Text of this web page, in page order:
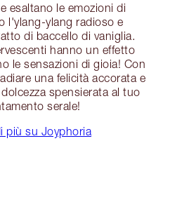
esaltano le emozioni di
l'ylang-ylang radioso e
di baccello di vaniglia.
hanno un effetto
le sensazioni di gioia! Con
una felicità accorata e
spensierata al tuo
serale!
più su Joyphoria